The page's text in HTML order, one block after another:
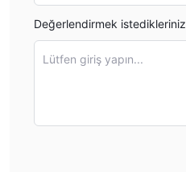
Değerlendirmek istedikleriniz
Lütfen giriş yapın...